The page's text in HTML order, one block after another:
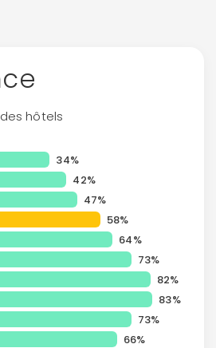
hôtels
34%
42%
47%
58%
64%
73%
82%
83%
73%
66%
avec Apple
vous par mail